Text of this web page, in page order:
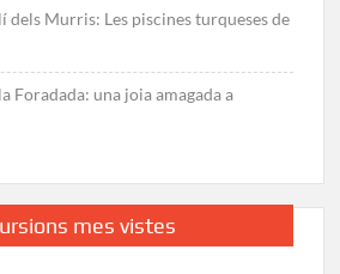
dels Murris: Les piscines turqueses de
Foradada: una joia amagada a
mes vistes